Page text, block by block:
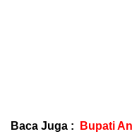
Baca Juga :
Bupati